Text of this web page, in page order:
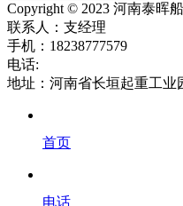
Copyright © 2023 河南泰晖
联系人：支经理
手机：18238777579
电话:
地址：河南省长垣起重工业
首页
电话